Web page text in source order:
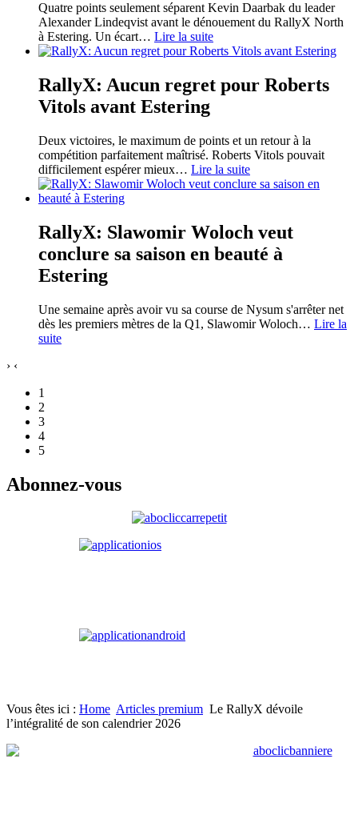
Quatre points seulement séparent Kevin Daarbak du leader
Alexander Lindeqvist avant le dénouement du RallyX North
à Estering. Un écart… Lire la suite
RallyX: Aucun regret pour Roberts
Vitols avant Estering
Deux victoires, le maximum de points et un retour à la
compétition parfaitement maîtrisé. Roberts Vitols pouvait
difficilement espérer mieux… Lire la suite
RallyX: Slawomir Woloch veut
conclure sa saison en beauté à
Estering
Une semaine après avoir vu sa course de Nysum s'arrêter net
dès les premiers mètres de la Q1, Slawomir Woloch… Lire la
suite
› ‹
1
2
3
4
5
Abonnez-vous
Vous êtes ici : Home Articles premium Le RallyX dévoile
l’intégralité de son calendrier 2026